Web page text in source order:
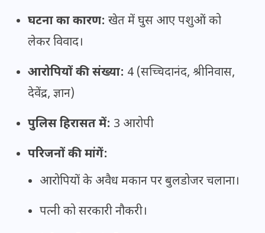
घटना का कारण: खेत में घुस आए पशुओं को
लेकर विवाद।
आरोपियों की संख्या: 4 (सच्चिदानंद, श्रीनिवास,
देवेंद्र, ज्ञान)
पुलिस हिरासत में: 3 आरोपी
परिजनों की मांगें:
आरोपियों के अवैध मकान पर बुलडोजर चलाना।
पत्नी को सरकारी नौकरी।